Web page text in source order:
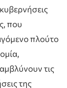
που
πλούτο
τις
της